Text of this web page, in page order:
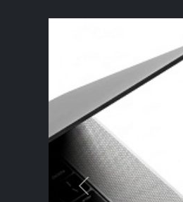
Previous